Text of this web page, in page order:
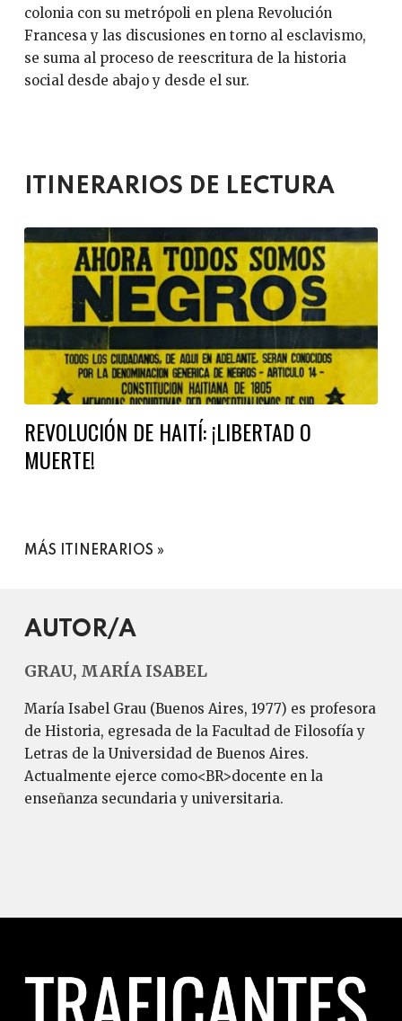
colonia con su metrópoli en plena Revolución
Francesa y las discusiones en torno al esclavismo,
se suma al proceso de reescritura de la historia
social desde abajo y desde el sur.
ITINERARIOS DE LECTURA
REVOLUCIÓN DE HAITÍ: ¡LIBERTAD O
MUERTE!
MÁS ITINERARIOS
AUTOR/A
GRAU, MARÍA ISABEL
María Isabel Grau (Buenos Aires, 1977) es profesora
de Historia, egresada de la Facultad de Filosofía y
Letras de la Universidad de Buenos Aires.
Actualmente ejerce como<BR>docente en la
enseñanza secundaria y universitaria.